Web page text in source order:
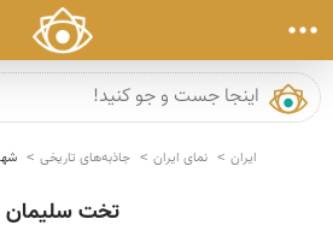
ایران نمای ایران جاذبه‌های تاریخی
تخت سلیمان